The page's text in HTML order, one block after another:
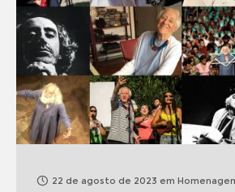
22 de agosto de 2023 em